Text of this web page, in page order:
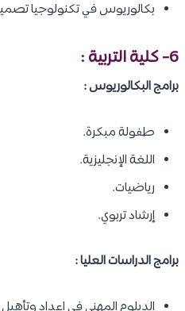
بكالوريوس في تكنولوجيا
6- كلية التربية :
برامج البكالوريوس :
طفولة مبكرة.
اللغة الإنجليزية.
رياضيات.
إرشاد تربوي.
برامج الدراسات العليا :